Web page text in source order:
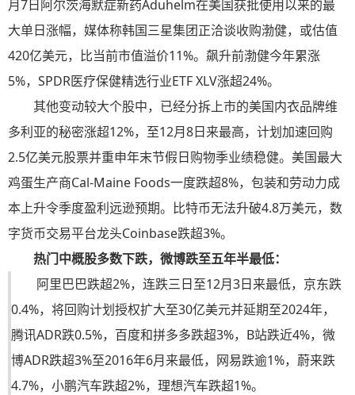
月7日阿尔茨海默症新药Aduhelm在美国获批使用以来的最
大单日涨幅，媒体称韩国三星集团正洽谈收购渤健，或估值
420亿美元，比当前市值溢价11%。飙升前渤健今年累涨
5%，SPDR医疗保健精选行业ETF XLV涨超24%。
其他变动较大个股中，已经分拆上市的美国内衣品牌维
多利亚的秘密涨超12%，至12月8日来最高，计划加速回购
2.5亿美元股票并重申年末节假日购物季业绩稳健。美国最大
鸡蛋生产商Cal-Maine Foods一度跌超8%，包装和劳动力成
本上升令季度盈利远逊预期。比特币无法升破4.8万美元，数
字货币交易平台龙头Coinbase跌超3%。
热门中概股多数下跌，微博跌至五年半最低：
阿里巴巴跌超2%，连跌三日至12月3日来最低，京东跌
0.4%，将回购计划授权扩大至30亿美元并延期至2024年，
腾讯ADR跌0.5%，百度和拼多多跌超3%，B站跌近4%，微
博ADR跌超3%至2016年6月来最低，网易跌逾1%，蔚来跌
4.7%，小鹏汽车跌超2%，理想汽车跌超1%。